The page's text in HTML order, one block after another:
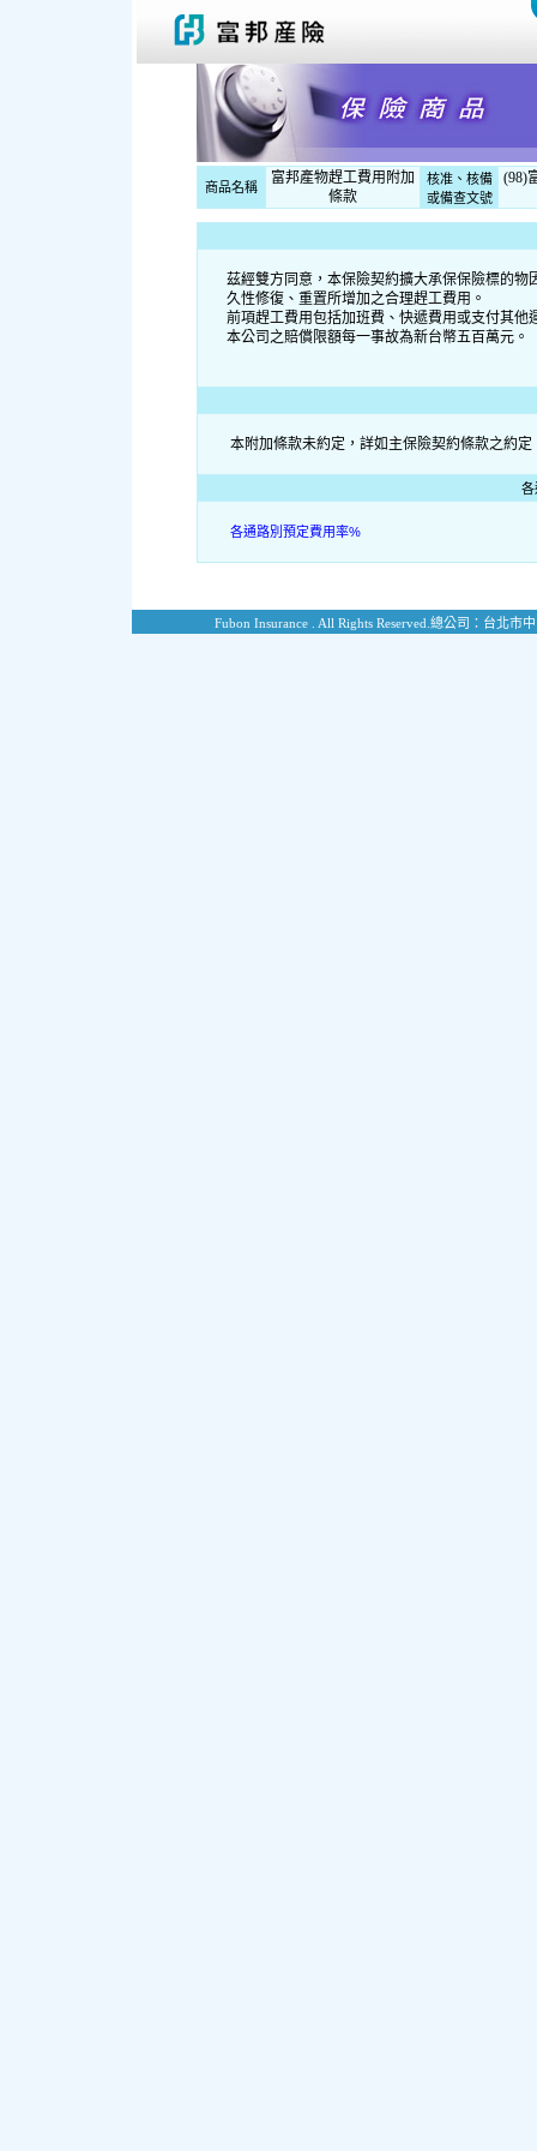
商品名稱
富邦產物趕工費用附加
條款
核准、核備
或備查文號
(98)
茲經雙方同意，本保險契約擴大承保保險標的
久性修復、重置所增加之合理趕工費用。
前項趕工費用包括加班費、快遞費用或支付其他
本公司之賠償限額每一事故為新台幣五百萬元。
本附加條款未約定，詳如主保險契約條款之約定
各
各通路別預定費用率%
Fubon Insurance . All Rights Reserved. 總公司：台北市